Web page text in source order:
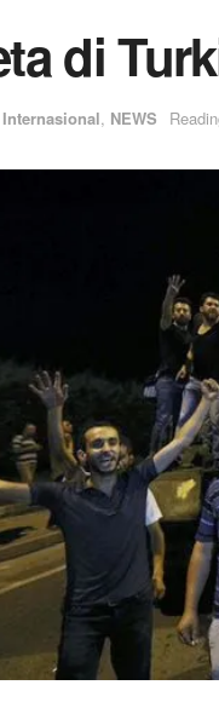
di
Internasional, NEWS